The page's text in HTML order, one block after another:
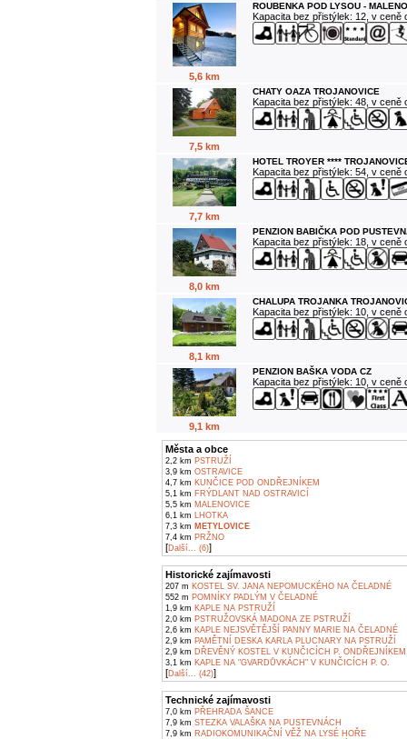
5,6 km
ROUBENKA POD LYSOU -
Kapacita bez přistýlek: 12, v ceně
7,5 km
CHATY OAZA TROJANOVICE
Kapacita bez přistýlek: 48, v ceně
7,7 km
HOTEL TROYER ****
Kapacita bez přistýlek: 54, v ceně
8,0 km
PENZION BABIČKA POD
Kapacita bez přistýlek: 18, v ceně
8,1 km
CHALUPA TROJANKA
Kapacita bez přistýlek: 10, v ceně
9,1 km
PENZION BAŠKA VODA CZ
Kapacita bez přistýlek: 10, v ceně
Města a obce
2,2 km PSTRUŽÍ
3,9 km OSTRAVICE
4,7 km KUNČICE POD ONDŘEJNÍKEM
5,1 km FRÝDLANT NAD OSTRAVICÍ
5,5 km MALENOVICE
6,1 km LHOTKA
7,3 km METYLOVICE
7,4 km PRŽNO
[Další... (6)]
Historické zajímavosti
207 m KOSTEL SV. JANA NEPOMUCKÉHO NA ČELADNÉ
552 m POMNÍKY PADLÝM V ČELADNÉ
1,9 km KAPLE NA PSTRUŽÍ
2,0 km PSTRUŽOVSKÁ MADONA ZE PSTRUŽÍ
2,6 km KAPLE NEJSVĚTĚJŠÍ PANNY MARIE NA ČELADNÉ
2,9 km PAMĚTNÍ DESKA KARLA PLUCNARY NA PSTRUŽÍ
2,9 km DŘEVĚNÝ KOSTEL V KUNČICÍCH P. ONDŘEJNÍKEM
3,1 km KAPLE NA "GVARDŮVKÁCH" V KUNČICÍCH P. O.
[Další... (42)]
Technické zajímavosti
7,0 km PŘEHRADA ŠANCE
7,9 km STEZKA VALAŠKA NA PUSTEVNÁCH
7,9 km RADIOKOMUNIKAČNÍ VĚŽ NA LYSÉ HOŘE